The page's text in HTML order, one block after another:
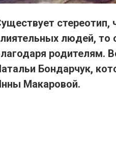
стереотип,
людей, то
родителям.
Бондарчук,
Макаровой.